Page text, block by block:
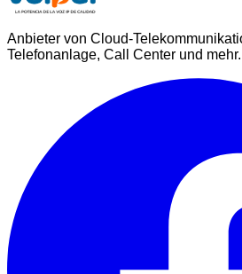
Anbieter von Cloud-
Telefonanlage, Call Center und mehr.